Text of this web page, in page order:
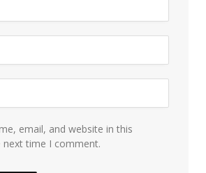
email, and website in this
time I comment.